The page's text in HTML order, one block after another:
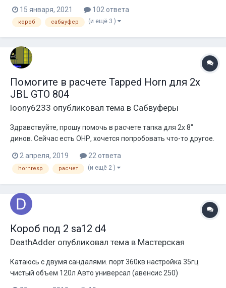
примерно (не выше 40). Какие параметры, какая труба
должна быть. Помогите пожалуйста. Машина Лада Приора
Хетчбек.
15 января, 2021 102 ответа
короб сабвуфер (и ещё 3 )
Помогите в расчете Tapped Horn для 2х
JBL GTO 804
loony6233 опубликовал тема в Сабвуферы
Здравствуйте, прошу помочь в расчете тапка для 2х 8"
динов. Сейчас есть ОНР, хочется попробовать что-то другое.
правильно вбить параметры дина в хорнесп и натыкать
правильные там кнопочки и галочки) Заранее спасибо
Параметры прилепил
2 апреля, 2019 22 ответа
hornresp расчет (и ещё 2 )
Короб под 2 sa12 d4
DeathAdder опубликовал тема в Мастерская
Катаюсь с двумя сандалями. порт 360кв настройка 35гц
чистый объем 120л Авто универсал (авенсис 250)